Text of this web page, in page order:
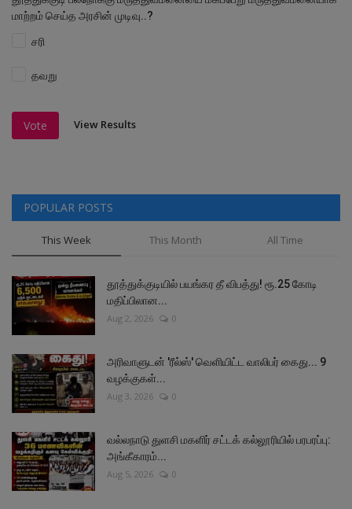
மாற்றம் செய்த அரசின் முடிவு..?
சரி
தவறு
Vote View Results
POPULAR POSTS
This Week This Month All Time
தூத்துக்குடியில் பயங்கர தீ விபத்து! ரூ.25 கோடி
மதிப்பிலான...
Aug 2, 2026 0
அரிவாளுடன் 'ரீல்ஸ்' வெளியிட்ட வாலிபர் கைது... 9
வழக்குகள்...
Aug 3, 2026 0
வல்லநாடு துளசி மகளிர் சட்டக் கல்லூரியில் பரபரப்பு:
அங்கீகாரம்...
Aug 5, 2026 0